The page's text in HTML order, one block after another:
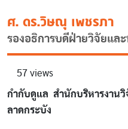
ศ. ดร.วิษณุ เพชรภา
รองอธิการบดีฝ่ายวิจัยแล
57 views
กำกับดูแล สำนักบริหารงานวิ
ลาดกระบัง